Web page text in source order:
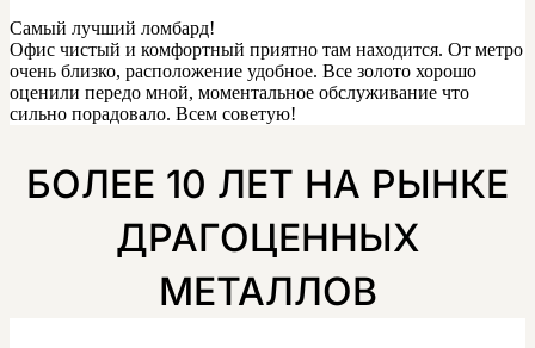
Самый лучший ломбард!
Офис чистый и комфортный приятно там находится. От метро
очень близко, расположение удобное. Все золото хорошо
оценили передо мной, моментальное обслуживание что
сильно порадовало. Всем советую!
БОЛЕЕ 10 ЛЕТ НА РЫНКЕ
ДРАГОЦЕННЫХ
МЕТАЛЛОВ